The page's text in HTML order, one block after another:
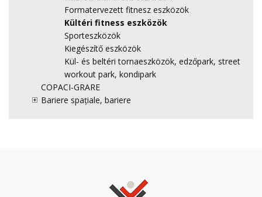
Formatervezett fitnesz eszközök
Kültéri fitness eszközök
Sporteszközök
Kiegészítő eszközök
Kül- és beltéri tornaeszközök, edzőpark, street
workout park, kondipark
COPACI-GRARE
Bariere spațiale, bariere